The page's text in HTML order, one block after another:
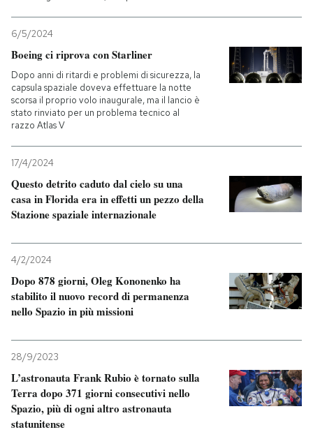
6/5/2024
Boeing ci riprova con Starliner
Dopo anni di ritardi e problemi di sicurezza, la
capsula spaziale doveva effettuare la notte
scorsa il proprio volo inaugurale, ma il lancio è
stato rinviato per un problema tecnico al
razzo Atlas V
17/4/2024
Questo detrito caduto dal cielo su una
casa in Florida era in effetti un pezzo della
Stazione spaziale internazionale
4/2/2024
Dopo 878 giorni, Oleg Kononenko ha
stabilito il nuovo record di permanenza
nello Spazio in più missioni
28/9/2023
L’astronauta Frank Rubio è tornato sulla
Terra dopo 371 giorni consecutivi nello
Spazio, più di ogni altro astronauta
statunitense